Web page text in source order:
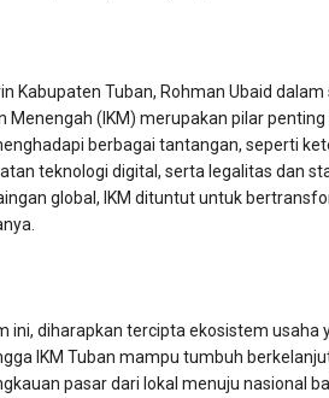
Kabupaten Tuban, Rohman Ubaid
Menengah (IKM) merupakan pilar
berbagai tantangan, seperti
teknologi digital, serta legalitas dan
global, IKM dituntut untuk
ini, diharapkan tercipta ekosistem usaha
IKM Tuban mampu tumbuh
pasar dari lokal menuju nasional